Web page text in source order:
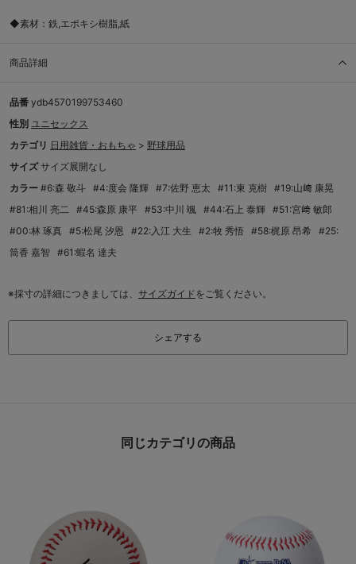
◆素材：鉄,エポキシ樹脂,紙
商品詳細
品番 ydb4570199753460
性別 ユニセックス
カテゴリ 日用雑貨・おもちゃ > 野球用品
サイズ サイズ展開なし
カラー #6:森 敬斗 #4:度会 隆輝 #7:佐野 恵太 #11:東 克樹 #19:山﨑 康晃
#81:相川 亮二 #45:森原 康平 #53:中川 颯 #44:石上 泰輝 #51:宮﨑 敏郎
#00:林 琢真
#5:松尾 汐恩 #22:入江 大生 #2:牧 秀悟 #58:梶原 昂希 #25:
筒香 嘉智 #61:蝦名 達夫
※採寸の詳細につきましては、 サイズガイドをご覧ください。
シェアする
同じカテゴリの商品